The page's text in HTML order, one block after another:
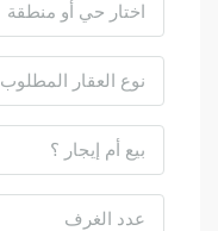
اختار حي أو منطقة
نوع العقار المطلوب
بيع أم إيجار ؟
عدد الغرف